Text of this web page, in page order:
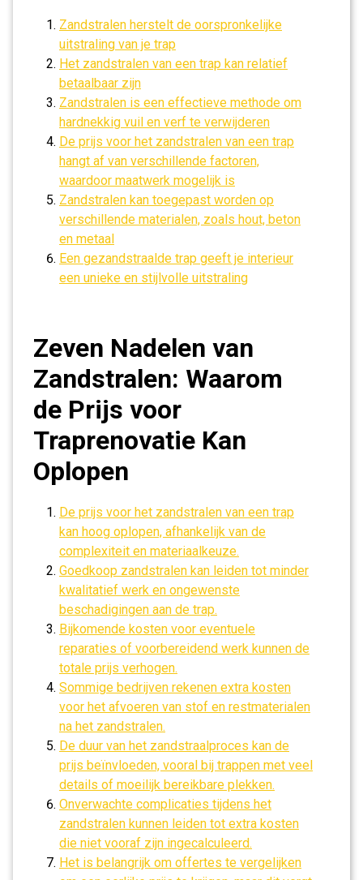
Zandstralen herstelt de oorspronkelijke
uitstraling van je trap
Het zandstralen van een trap kan relatief
betaalbaar zijn
Zandstralen is een effectieve methode om
hardnekkig vuil en verf te verwijderen
De prijs voor het zandstralen van een trap
hangt af van verschillende factoren,
waardoor maatwerk mogelijk is
Zandstralen kan toegepast worden op
verschillende materialen, zoals hout, beton
en metaal
Een gezandstraalde trap geeft je interieur
een unieke en stijlvolle uitstraling
Zeven Nadelen van
Zandstralen: Waarom
de Prijs voor
Traprenovatie Kan
Oplopen
De prijs voor het zandstralen van een trap
kan hoog oplopen, afhankelijk van de
complexiteit en materiaalkeuze.
Goedkoop zandstralen kan leiden tot minder
kwalitatief werk en ongewenste
beschadigingen aan de trap.
Bijkomende kosten voor eventuele
reparaties of voorbereidend werk kunnen de
totale prijs verhogen.
Sommige bedrijven rekenen extra kosten
voor het afvoeren van stof en restmaterialen
na het zandstralen.
De duur van het zandstraalproces kan de
prijs beïnvloeden, vooral bij trappen met veel
details of moeilijk bereikbare plekken.
Onverwachte complicaties tijdens het
zandstralen kunnen leiden tot extra kosten
die niet vooraf zijn ingecalculeerd.
Het is belangrijk om offertes te vergelijken